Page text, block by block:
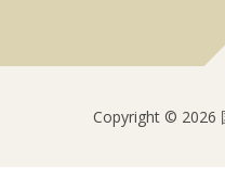
Copyright © 2026